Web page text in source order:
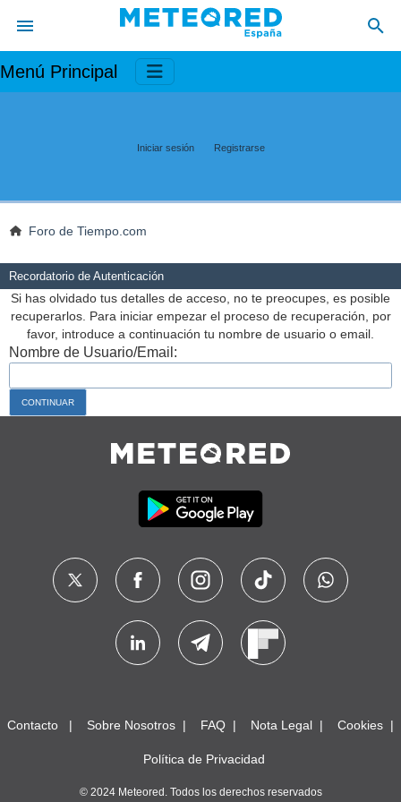
Menú Principal
Iniciar sesión Registrarse
Foro de Tiempo.com
Recordatorio de Autenticación
Si has olvidado tus detalles de acceso, no te preocupes, es posible
recuperarlos. Para iniciar empezar el proceso de recuperación, por
favor, introduce a continuación tu nombre de usuario o email.
Nombre de Usuario/Email:
Contacto Sobre Nosotros FAQ Nota Legal Cookies
Política de Privacidad
© 2024 Meteored. Todos los derechos reservados